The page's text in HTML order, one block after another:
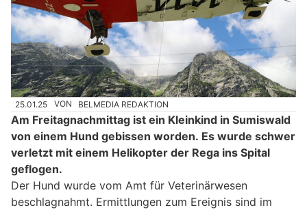
25.01.25 VON BELMEDIA REDAKTION
Am Freitagnachmittag ist ein Kleinkind in Sumiswald
von einem Hund gebissen worden. Es wurde schwer
verletzt mit einem Helikopter der Rega ins Spital
geflogen.
Der Hund wurde vom Amt für Veterinärwesen
beschlagnahmt. Ermittlungen zum Ereignis sind im